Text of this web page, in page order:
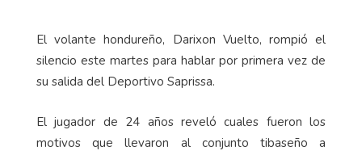
El volante hondureño, Darixon Vuelto, rompió el
silencio este martes para hablar por primera vez de
su salida del Deportivo Saprissa.
El jugador de 24 años reveló cuales fueron los
motivos que llevaron al conjunto tibaseño a